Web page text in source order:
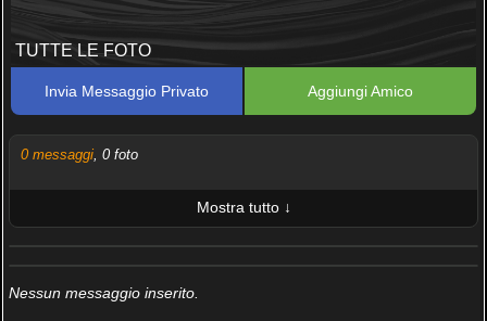
TUTTE LE FOTO
Invia Messaggio Privato Aggiungi Amico
0 messaggi, 0 foto
Mostra tutto ↓
ULTIME 10 FOTO PUBBLICATE
Nessun messaggio inserito.